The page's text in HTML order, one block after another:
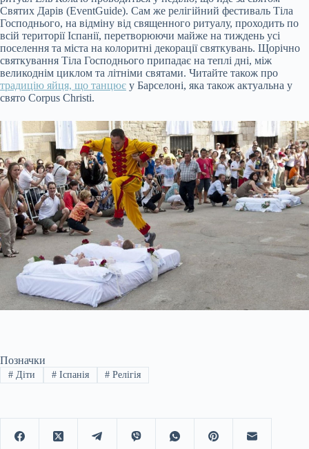
Святих Дарів (EventGuide). Сам же релігійний фестиваль Тіла
Господнього, на відміну від священного ритуалу, проходить по
всій території Іспанії, перетворюючи майже на тиждень усі
поселення та міста на колоритні декорації святкувань. Щорічно
святкування Тіла Господнього припадає на теплі дні, між
великоднім циклом та літніми святами. Читайте також про
традицію яйця, що танцює у Барселоні, яка також актуальна у
свято Corpus Christi.
Позначки
#Діти #Іспанія # Релігія